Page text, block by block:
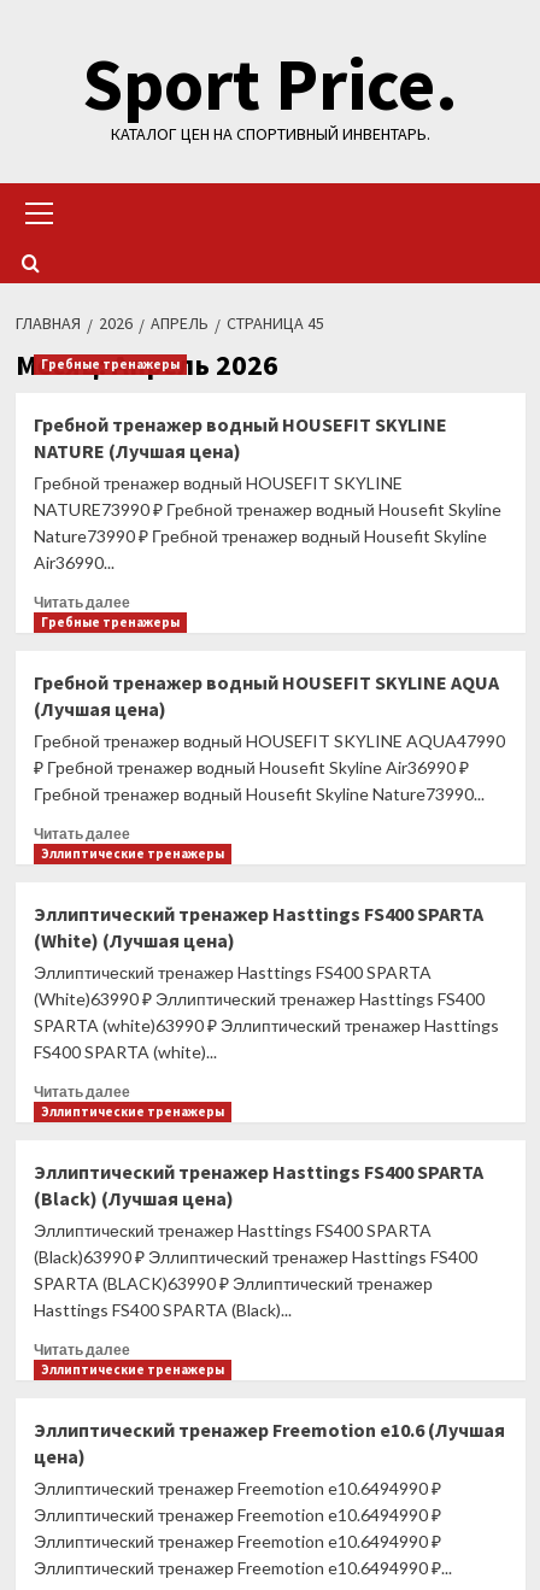
содержимомуSport Price.
КАТАЛОГ ЦЕН НА СПОРТИВНЫЙ ИНВЕНТАРЬ.
меню
ГЛАВНАЯ 2026 АПРЕЛЬ СТРАНИЦА 45
Месяц:Апрель 2026
Гребные тренажеры
Гребной тренажер водный HOUSEFIT SKYLINE
NATURE (Лучшая цена)
Гребной тренажер водный HOUSEFIT SKYLINE
NATURE73990 ₽ Гребной тренажер водный Housefit Skyline
Nature73990 ₽ Гребной тренажер водный Housefit Skyline
Air36990...
Читать далееПрочитать
больше
тренажер
водный
HOUSEFIT
NATURE
(Лучшая
цена)
Гребные тренажеры
Гребной тренажер водный HOUSEFIT SKYLINE AQUA
(Лучшая цена)
Гребной тренажер водный HOUSEFIT SKYLINE AQUA47990
₽ Гребной тренажер водный Housefit Skyline Air36990 ₽
Гребной тренажер водный Housefit Skyline Nature73990...
Читать далееПрочитать
больше
тренажер
водный
HOUSEFIT
SKYLINE
(Лучшая
цена)
Эллиптические тренажеры
Эллиптический тренажер Hasttings FS400 SPARTA
(White) (Лучшая цена)
Эллиптический тренажер Hasttings FS400 SPARTA
(White)63990 ₽ Эллиптический тренажер Hasttings FS400
SPARTA (white)63990 ₽ Эллиптический тренажер Hasttings
FS400 SPARTA (white)...
Читать далееПрочитать
больше
тренажер
Hasttings
FS400
SPARTA
(Лучшая
цена)
Эллиптические тренажеры
Эллиптический тренажер Hasttings FS400 SPARTA
(Black) (Лучшая цена)
Эллиптический тренажер Hasttings FS400 SPARTA
(Black)63990 ₽ Эллиптический тренажер Hasttings FS400
SPARTA (BLACK)63990 ₽ Эллиптический тренажер
Hasttings FS400 SPARTA (Black)...
Читать далееПрочитать
больше
тренажер
FS400
SPARTA
(Black)
(Лучшая
цена)
Эллиптические тренажеры
Эллиптический тренажер Freemotion e10.6 (Лучшая
цена)
Эллиптический тренажер Freemotion e10.6494990 ₽
Эллиптический тренажер Freemotion e10.6494990 ₽
Эллиптический тренажер Freemotion e10.6494990 ₽
Эллиптический тренажер Freemotion e10.6494990 ₽...